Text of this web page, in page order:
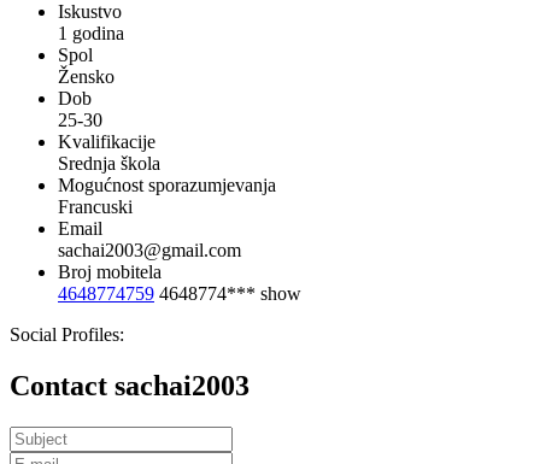
Iskustvo
1 godina
Spol
Žensko
Dob
25-30
Kvalifikacije
Srednja škola
Mogućnost sporazumjevanja
Francuski
Email
sachai2003@gmail.com
Broj mobitela
4648774759 4648774*** show
Social Profiles:
Contact sachai2003